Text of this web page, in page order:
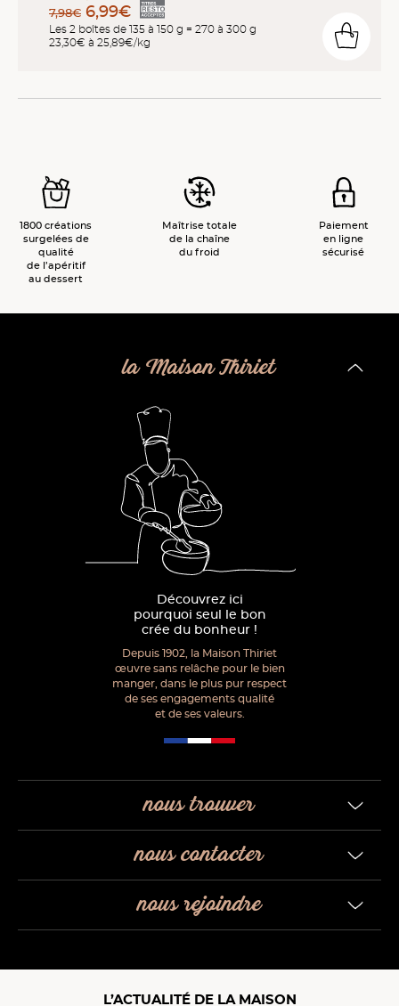
7,98€ 6,99€
Les 2 boîtes de 135 à 150 g = 270 à 300 g
23,30€ à 25,89€/kg
1800 créations
surgelées de
qualité
de l’apéritif
au dessert
Maîtrise totale
de la chaîne
du froid
Paiement
en ligne
sécurisé
la Maison Thiriet
Découvrez ici
pourquoi seul le bon
crée du bonheur !
Depuis 1902, la Maison Thiriet
œuvre sans relâche pour le bien
manger, dans le plus pur respect
de ses engagements qualité
et de ses valeurs.
nous trouver
nous contacter
nous rejoindre
L’ACTUALITÉ DE LA MAISON